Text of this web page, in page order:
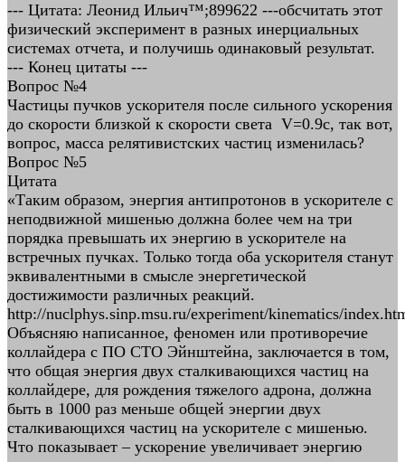
--- Цитата: Леонид Ильич™;899622 ---обсчитать этот
физический эксперимент в разных инерциальных
системах отчета, и получишь одинаковый результат.
--- Конец цитаты ---
Вопрос №4
Частицы пучков ускорителя после сильного ускорения
до скорости близкой к скорости света V=0.9с, так вот,
вопрос, масса релятивистских частиц изменилась?
Вопрос №5
Цитата
«Таким образом, энергия антипротонов в ускорителе с
неподвижной мишенью должна более чем на три
порядка превышать их энергию в ускорителе на
встречных пучках. Только тогда оба ускорителя станут
эквивалентными в смысле энергетической
достижимости различных реакций.
http://nuclphys.sinp.msu.ru/experiment/kinematics/
Объясняю написанное, феномен или противоречие
коллайдера с ПО СТО Эйнштейна, заключается в том,
что общая энергия двух сталкивающихся частиц на
коллайдере, для рождения тяжелого адрона, должна
быть в 1000 раз меньше общей энергии двух
сталкивающихся частиц на ускорителе с мишенью.
Что показывает – ускорение увеличивает энергию